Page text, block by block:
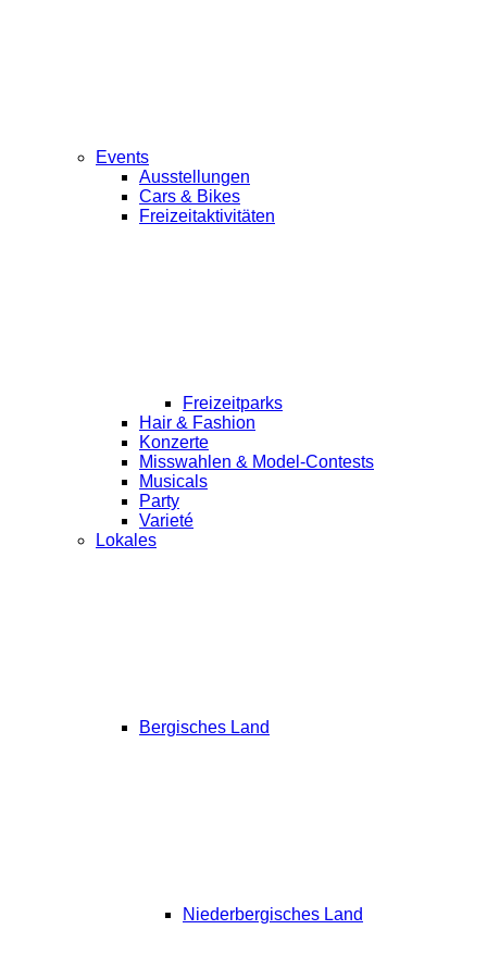
Events
Ausstellungen
Cars & Bikes
Freizeitaktivitäten
Freizeitparks
Hair & Fashion
Konzerte
Misswahlen & Model-Contests
Musicals
Party
Varieté
Lokales
Bergisches Land
Niederbergisches Land